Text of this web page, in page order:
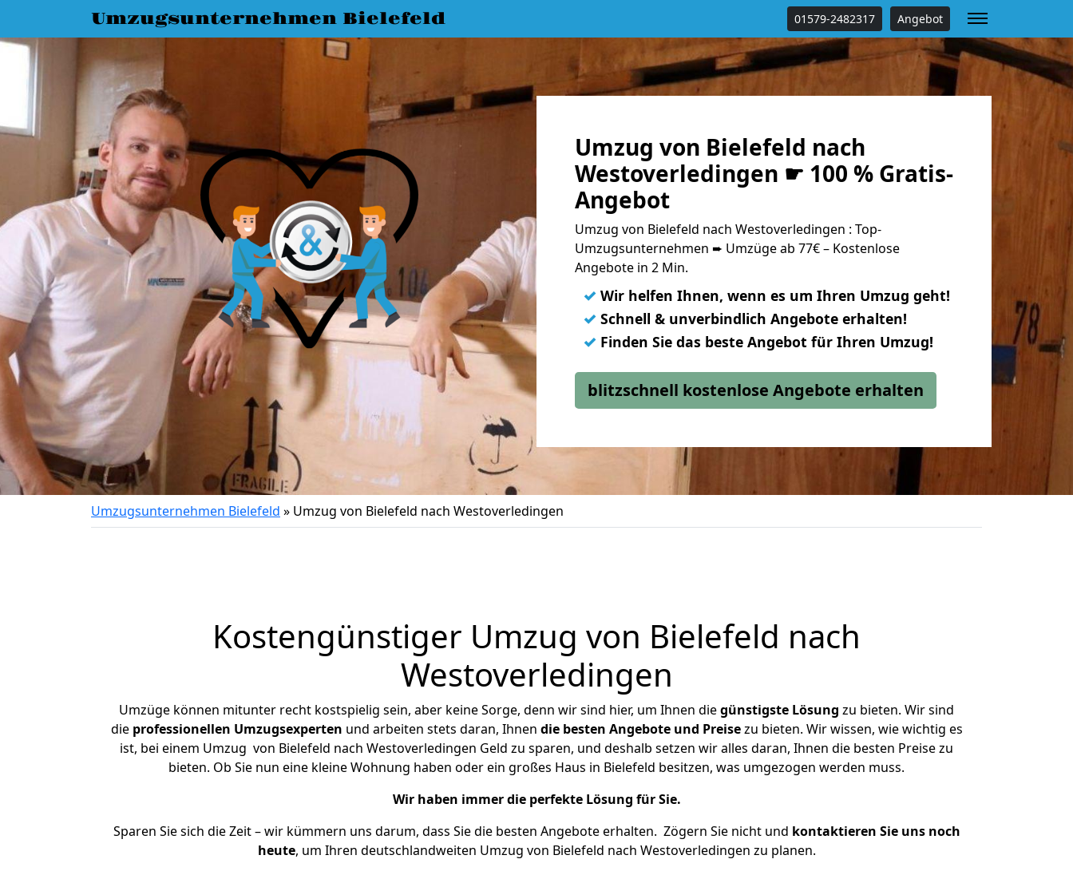
Umzugsunternehmen Bielefeld 01579-2482317 Angebot
Umzug von Bielefeld nach
Westoverledingen ☛ 100 % Gratis-
Angebot
Umzug von Bielefeld nach Westoverledingen : Top-
Umzugsunternehmen ➨ Umzüge ab 77€ – Kostenlose
Angebote in 2 Min.
✓ Wir helfen Ihnen, wenn es um Ihren Umzug geht!
✓ Schnell & unverbindlich Angebote erhalten!
✓ Finden Sie das beste Angebot für Ihren Umzug!
blitzschnell kostenlose Angebote erhalten
Umzugsunternehmen Bielefeld » Umzug von Bielefeld nach Westoverledingen
Kostengünstiger Umzug von Bielefeld nach
Westoverledingen
Umzüge können mitunter recht kostspielig sein, aber keine Sorge, denn wir sind hier, um Ihnen diegünstigste Lösung zu bieten. Wir sind
die professionellen Umzugsexperten und arbeiten stets daran, Ihnen die besten Angebote und Preisezu bieten. Wir wissen, wie wichtig es
ist, bei einem Umzug von Bielefeld nach Westoverledingen Geld zu sparen, und deshalb setzen wir alles daran, Ihnen die besten Preise zu
bieten. Ob Sie nun eine kleine Wohnung haben oder ein großes Haus in Bielefeld besitzen, was umgezogen werden muss.
Wir haben immer die perfekte Lösung für Sie.
Sparen Sie sich die Zeit – wir kümmern uns darum, dass Sie die besten Angebote erhalten. Zögern Sie nicht und kontaktieren Sie uns noch
heute, um Ihren deutschlandweiten Umzug von Bielefeld nach Westoverledingen zu planen.